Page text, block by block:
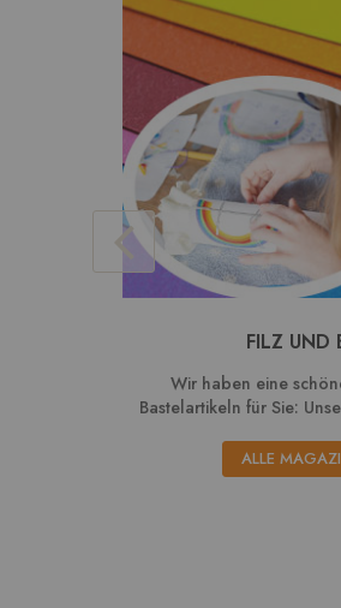
FILZ UND
Wir haben eine
Bastelartikeln für Sie:
ALLE